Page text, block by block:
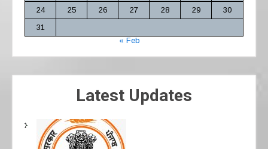
24
25 26 27 28 29
30
31
« Feb
Latest Updates